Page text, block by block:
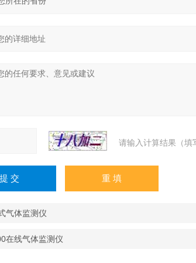
请输入计算结果（填
气体监测仪
在线气体监测仪